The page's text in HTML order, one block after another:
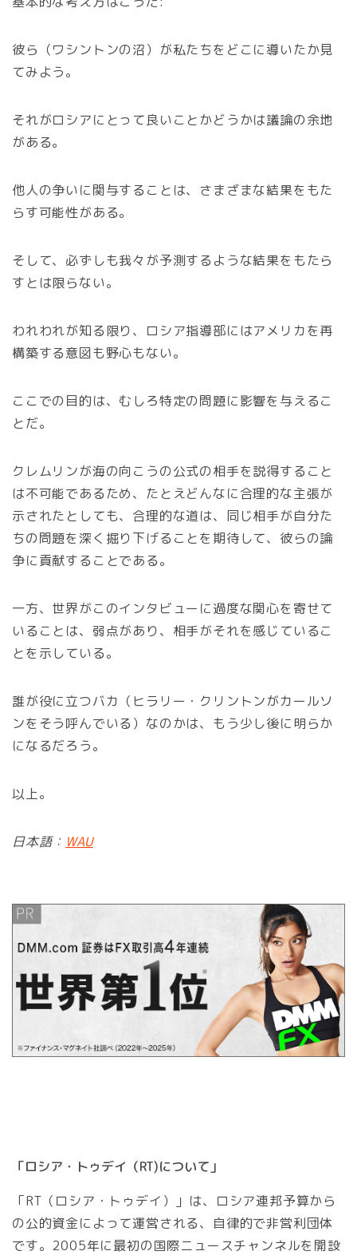
彼ら（ワシントンの沼）が私たちをどこに導いたか見
てみよう。
それがロシアにとって良いことかどうかは議論の余地
がある。
他人の争いに関与することは、さまざまな結果をもた
らす可能性がある。
そして、必ずしも我々が予測するような結果をもたら
すとは限らない。
われわれが知る限り、ロシア指導部にはアメリカを再
構築する意図も野心もない。
ここでの目的は、むしろ特定の問題に影響を与えるこ
とだ。
クレムリンが海の向こうの公式の相手を説得すること
は不可能であるため、たとえどんなに合理的な主張が
示されたとしても、合理的な道は、同じ相手が自分た
ちの問題を深く掘り下げることを期待して、彼らの論
争に貢献することである。
一方、世界がこのインタビューに過度な関心を寄せて
いることは、弱点があり、相手がそれを感じているこ
とを示している。
誰が役に立つバカ（ヒラリー・クリントンがカールソ
ンをそう呼んでいる）なのかは、もう少し後に明らか
になるだろう。
以上。
日本語： WAU
「ロシア・トゥデイ（RT)について」
「RT（ロシア・トゥデイ）」は、ロシア連邦予算から
の公的資金によって運営される、自律的で非営利団体
です。2005年に最初の国際ニュースチャンネルを開設